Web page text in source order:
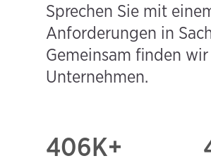
Sprechen Sie mit
Anforderungen in
Gemeinsam finden
Unternehmen.
406K+